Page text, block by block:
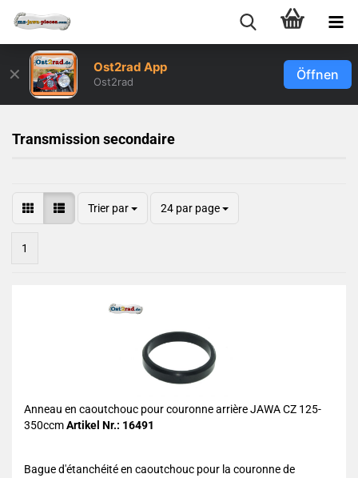
✕ Ost2rad App
Ost2rad Öffnen
Transmission secondaire
Trier par 24 par page
1
Anneau en caoutchouc pour couronne arrière JAWA CZ 125-
350ccmArtikel Nr.: 16491
Bague d'étanchéité en caoutchouc pour la couronne de